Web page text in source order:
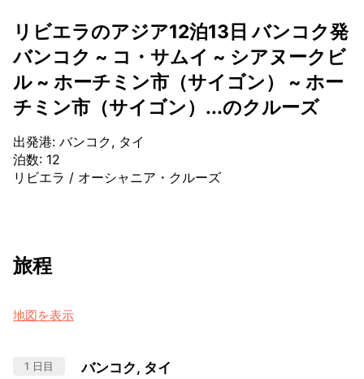
リビエラのアジア12泊13日 バンコク発
バンコク ~ コ・サムイ ~ シアヌークビ
ル ~ ホーチミン市（サイゴン） ~ ホー
チミン市（サイゴン）...のクルーズ
出発港: バンコク, タイ
泊数: 12
リビエラ / オーシャニア・クルーズ
旅程
地図を表示
1 日目 バンコク, タイ